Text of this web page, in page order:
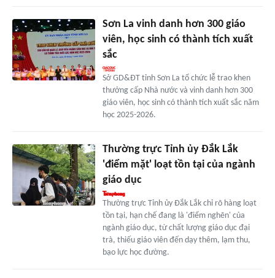
Sơn La vinh danh hơn 300 giáo
viên, học sinh có thành tích xuất
sắc
Sở GD&ĐT tỉnh Sơn La tổ chức lễ trao khen
thưởng cấp Nhà nước và vinh danh hơn 300
giáo viên, học sinh có thành tích xuất sắc năm
học 2025-2026.
Thường trực Tỉnh ủy Đắk Lắk
'điểm mặt' loạt tồn tại của ngành
giáo dục
Thường trực Tỉnh ủy Đắk Lắk chỉ rõ hàng loạt
tồn tại, hạn chế đang là 'điểm nghẽn' của
ngành giáo dục, từ chất lượng giáo dục đại
trà, thiếu giáo viên đến dạy thêm, lạm thu,
bạo lực học đường.